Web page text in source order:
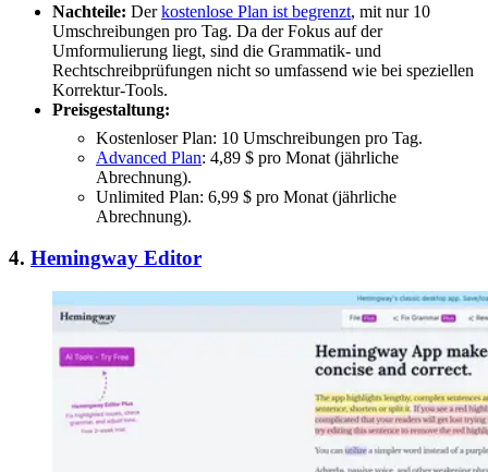
Nachteile: Derkostenlose Plan ist begrenzt, mit nur 10
Umschreibungen pro Tag. Da der Fokus auf der
Umformulierung liegt, sind die Grammatik- und
Rechtschreibprüfungen nicht so umfassend wie bei speziellen
Korrektur-Tools.
Preisgestaltung:
Kostenloser Plan: 10 Umschreibungen pro Tag.
Advanced Plan: 4,89 $ pro Monat (jährliche
Abrechnung).
Unlimited Plan: 6,99 $ pro Monat (jährliche
Abrechnung).
4. Hemingway Editor